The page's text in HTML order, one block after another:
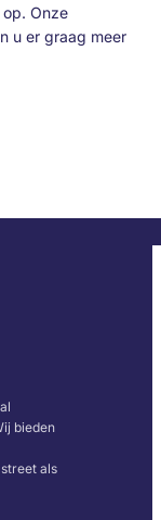
Onze
u er graag meer
bieden
als